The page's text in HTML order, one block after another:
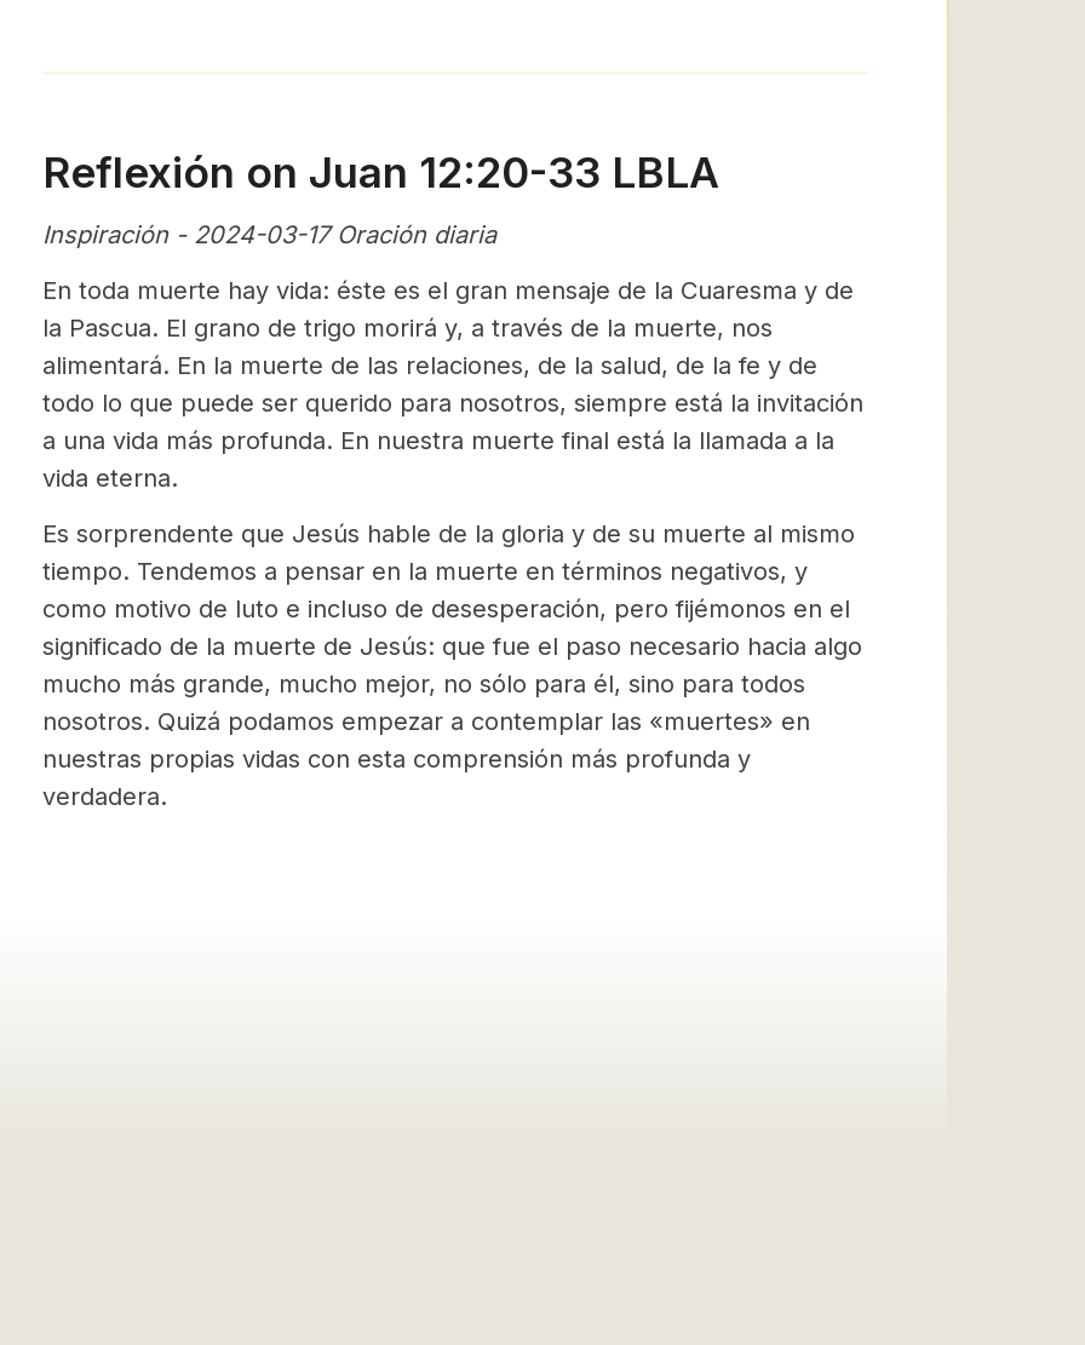
Reflexión on Juan 12:20-33 LBLA
Inspiración - 2024-03-17 Oración diaria
En toda muerte hay vida: éste es el gran mensaje de la Cuaresma y de
la Pascua. El grano de trigo morirá y, a través de la muerte, nos
alimentará. En la muerte de las relaciones, de la salud, de la fe y de
todo lo que puede ser querido para nosotros, siempre está la invitación
a una vida más profunda. En nuestra muerte final está la llamada a la
vida eterna.
Es sorprendente que Jesús hable de la gloria y de su muerte al mismo
tiempo. Tendemos a pensar en la muerte en términos negativos, y
como motivo de luto e incluso de desesperación, pero fijémonos en el
significado de la muerte de Jesús: que fue el paso necesario hacia algo
mucho más grande, mucho mejor, no sólo para él, sino para todos
nosotros. Quizá podamos empezar a contemplar las «muertes» en
nuestras propias vidas con esta comprensión más profunda y
verdadera.